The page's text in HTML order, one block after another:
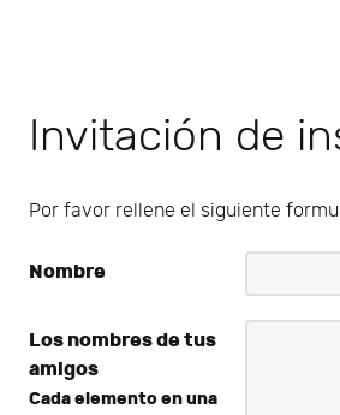
Invitación de
Por favor rellene el siguiente
Nombre
Los nombres de tus
amigos
Cada elemento en una